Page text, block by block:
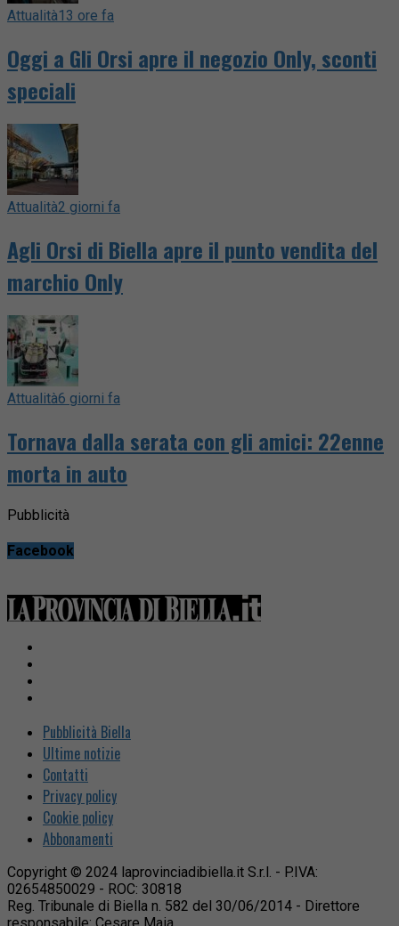
Attualità13 ore fa
Oggi a Gli Orsi apre il negozio Only, sconti
speciali
Attualità2 giorni fa
Agli Orsi di Biella apre il punto vendita del
marchio Only
Attualità6 giorni fa
Tornava dalla serata con gli amici: 22enne
morta in auto
Pubblicità
Facebook
Pubblicità Biella
Ultime notizie
Contatti
Privacy policy
Cookie policy
Abbonamenti
Copyright © 2024 laprovinciadibiella.it S.r.l. - P.IVA:
02654850029 - ROC: 30818
Reg. Tribunale di Biella n. 582 del 30/06/2014 - Direttore